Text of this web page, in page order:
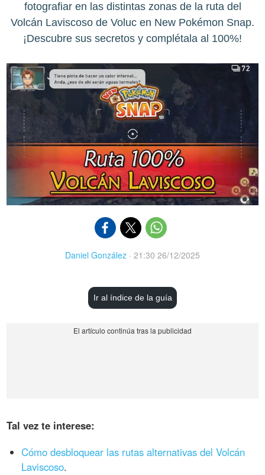
fotografiar en las distintas zonas de la ruta del
Volcán Laviscoso de Voluc en New Pokémon Snap.
¡Descubre sus secretos y complétala al 100%!
Daniel González · 21:30 26/12/2025
Ir al índice de la guía
Tal vez te interese:
Cómo desbloquear las rutas alternativas del Volcán
Laviscoso.